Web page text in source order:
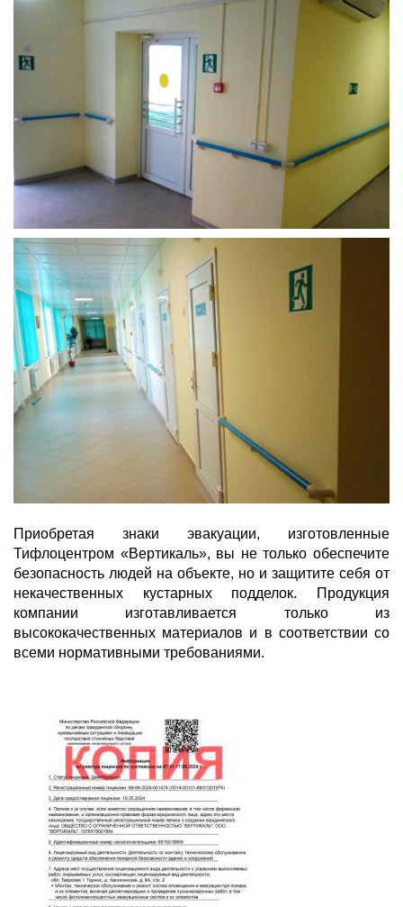
Приобретая знаки эвакуации, изготовленные
Тифлоцентром «Вертикаль», вы не только обеспечите
безопасность людей на объекте, но и защитите себя от
некачественных кустарных подделок. Продукция
компании изготавливается только из
высококачественных материалов и в соответствии со
всеми нормативными требованиями.